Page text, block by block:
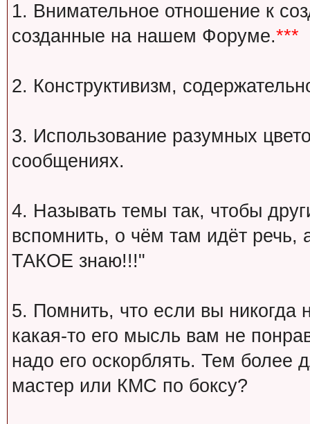
1. Внимательное отношение к
созданные на нашем Форуме.***
2. Конструктивизм,
3. Использование разумных
сообщениях.
4. Называть темы так, чтобы
вспомнить, о чём там идёт речь,
ТАКОЕ знаю!!!"
5. Помнить, что если вы никогда
какая-то его мысль вам не
надо его оскорблять. Тем более
мастер или КМС по боксу?